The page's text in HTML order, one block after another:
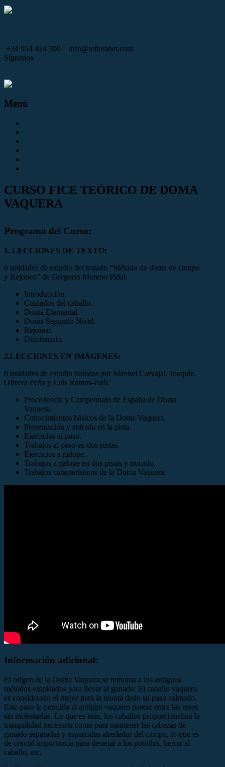
Saltar
+34 954 424 300 info@letteranet.com
Síguenos
Menú
CURSO FICE TEÓRICO DE DOMA
VAQUERA
Programa del Curso:
1. LECCIONES DE TEXTO:
6 unidades de estudio del tratado “Método de doma de campo
y Rejoneo” de Gregorio Moreno Pidal.
Introducción.
Cuidados del caballo.
Doma Elemental.
Doma Segundo Nivel.
Rejoneo.
Diccionario.
2.LECCIONES EN IMÁGENES:
8 unidades de estudio tratadas por Manuel Carvajal, Joaquín
Olivera Peña y Luis Ramos-Paúl.
Procedencia y Campeonato de España de Doma
Vaquera.
Conocimientos básicos de la Doma Vaquera.
Presentación y entrada en la pista.
Ejercicios al paso.
Trabajos al paso en dos pistas.
Ejercicios a galope.
Trabajos a galope en dos pistas y trocado.
Trabajos característicos de la Doma Vaquera.
Información adicional:
El origen de la Doma Vaquera se remonta a los antiguos
métodos empleados para llevar al ganado. El caballo vaquero
es considerado el mejor para la monta dado su paso calmado.
Este paso le permitía al antiguo vaquero pasear entre las reses
sin molestarlas. Lo que es más, los caballos proporcionaban la
tranquilidad necesaria como para mantener las cabezas de
ganado separadas y esparcidas alrededor del campo, lo que es
de crucial importancia para destetar a los potrillos, herrar al
caballo, etc.